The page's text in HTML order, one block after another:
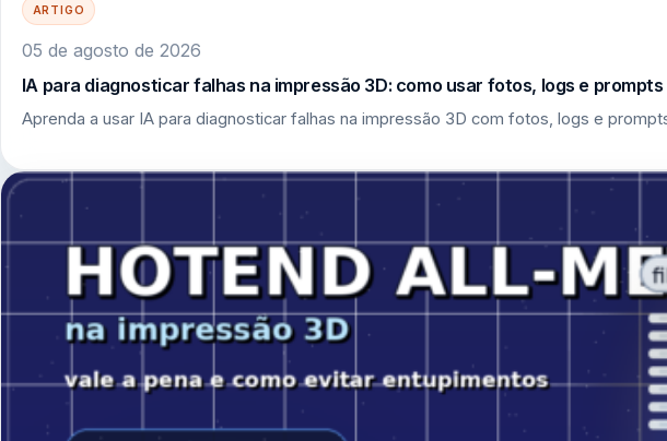
ARTIGO
05 de agosto de 2026
IA para diagnosticar falhas na impressão 3D: como usar fotos, logs e
Aprenda a usar IA para diagnosticar falhas na impressão 3D com fotos, logs e